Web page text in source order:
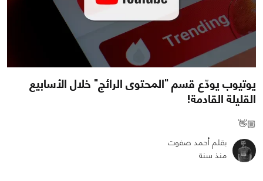
يوتيوب يودّع قسم "المحتوى الرائج" خلال الأسابيع
القليلة القادمة!
👋🏼
بقلم أحمد صفوت
منذ سنة